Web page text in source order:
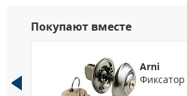
Покупают вместе
Arni